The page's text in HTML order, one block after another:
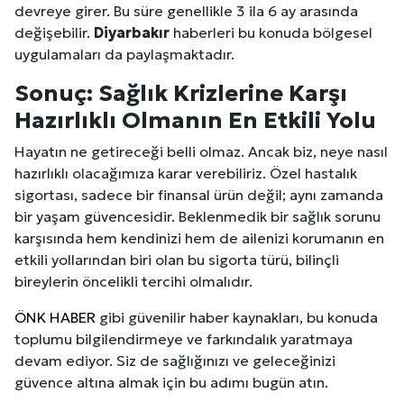
devreye girer. Bu süre genellikle 3 ila 6 ay arasında
değişebilir. Diyarbakır haberleri bu konuda bölgesel
uygulamaları da paylaşmaktadır.
Sonuç: Sağlık Krizlerine Karşı
Hazırlıklı Olmanın En Etkili Yolu
Hayatın ne getireceği belli olmaz. Ancak biz, neye nasıl
hazırlıklı olacağımıza karar verebiliriz. Özel hastalık
sigortası, sadece bir finansal ürün değil; aynı zamanda
bir yaşam güvencesidir. Beklenmedik bir sağlık sorunu
karşısında hem kendinizi hem de ailenizi korumanın en
etkili yollarından biri olan bu sigorta türü, bilinçli
bireylerin öncelikli tercihi olmalıdır.
ÖNK HABER gibi güvenilir haber kaynakları, bu konuda
toplumu bilgilendirmeye ve farkındalık yaratmaya
devam ediyor. Siz de sağlığınızı ve geleceğinizi
güvence altına almak için bu adımı bugün atın.